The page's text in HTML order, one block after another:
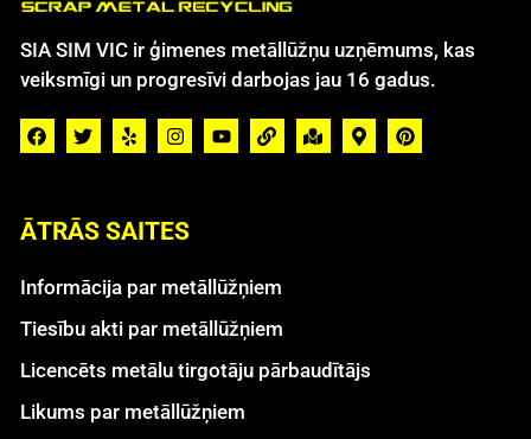
SIA SIM VIC ir ģimenes metāllūžņu uzņēmums, kas
veiksmīgi un progresīvi darbojas jau 16 gadus.
ĀTRĀS SAITES
Informācija par metāllūžņiem
Tiesību akti par metāllūžņiem
Licencēts metālu tirgotāju pārbaudītājs
Likums par metāllūžņiem